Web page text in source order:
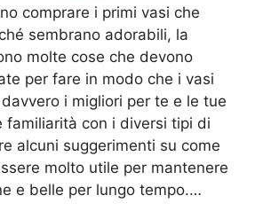
comprare i primi vasi che
sembrano adorabili, la
molte cose che devono
per fare in modo che i vasi
i migliori per te e le tue
familiarità con i diversi tipi di
alcuni suggerimenti su come
molto utile per mantenere
e belle per lungo tempo.…